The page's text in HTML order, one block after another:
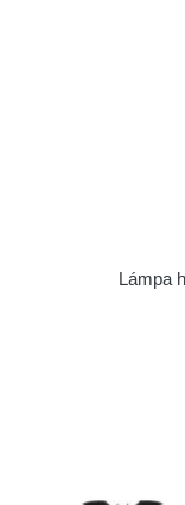
Lámpa